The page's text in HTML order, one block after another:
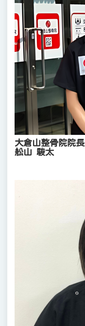
大倉山整骨院院長
舩山 駿太